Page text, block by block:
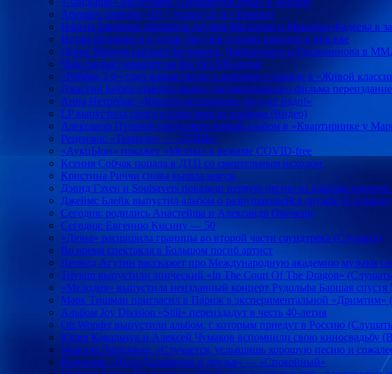
Artemiev отметит «10 + (плюс) 1» в «Тоннах»
Наргиз Закирова обвинила Андрея Малахова и Максима Фадеева в
Ислам Итляшев и Султан Лагучев готовят концерт в Москве
Денис Мацуев сыграет Бетховена, Чайковского и Рахманинова в
Чиж сыграет концерт на бис без QR-кодов
«Рабфак 2.0» спел новые песни о выборах и правде в «Живой
Джастин Бибер отметил выход документального фильма
Анна Нетребко: «Юность не вернешь, но и не надо!»
LP выпустила сингл и клип вместо альбома (Видео)
Александр Пушной представит новый альбом в «Квартирнике у
Рецензия: «Торнадо» — «ЛЭВК»
«АукцЫон» покажет «Мечты» в режиме COVID-free
Ксения Собчак попала в ДТП со смертельным исходом
Кристина Риччи снова вышла замуж
Дэвид Гэхен и Soulsavers показали первую песню из альбома
Джеймс Блейк выпустил альбом о разрушающейся дружбе (Слушать)
Сегодня: родились Анастейша и Александр Овечкин
Сегодня: Евгению Кисину — 50
«Дюна» расширила границы во второй части саундтрека (Слушать)
Во время спектакля в Большом погиб артист
Леонид Агутин расскажет про Международную академию музыки
Trivium выпустили эпический «In The Court Of The Dragon»
«Мелодия» выпустила неизданный концерт Рудольфа Баршая спустя
Марк Тишман пригласил в Париж в экспериментальной «Дримтим»
Альбом Joy Division «Still» переиздадут в честь 40-летия
Oh Wonder выпустили альбом, с которым приедут в Россию
Юлия Ковальчук и Алексей Чумаков вспомнили свою киносвадьбу
Максим Линников: «Случается, услышишь хорошую песню и
Рецензия: «Поэт Дельфинов и друзья» — «Спокойный»